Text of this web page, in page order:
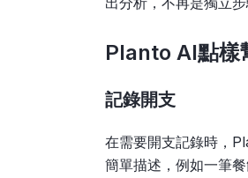
Planto AI點樣
記錄開支
在需要開支記錄時，
簡單描述，例如一筆